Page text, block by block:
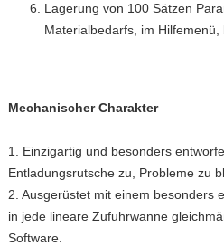
Lagerung von 100 Sätzen
Materialbedarfs, im
Mechanischer Charakter
1. Einzigartig und besonders
Entladungsrutsche zu, Probleme zu
2. Ausgerüstet mit einem besonders
in jede lineare Zufuhrwanne
Software.